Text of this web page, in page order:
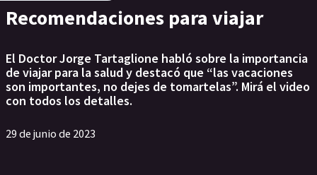
Recomendaciones para viajar
El Doctor Jorge Tartaglione habló sobre la importancia
de viajar para la salud y destacó que “las vacaciones
son importantes, no dejes de tomartelas”. Mirá el video
con todos los detalles.
29 de junio de 2023